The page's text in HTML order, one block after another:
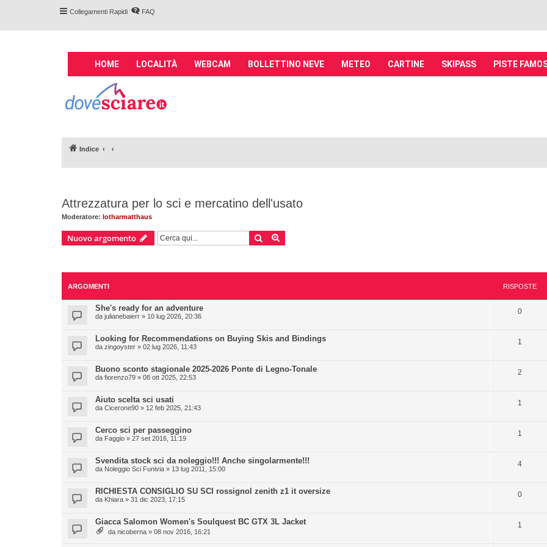
Collegamenti Rapidi FAQ
M
n
n
v
i
g
i
o
n
HOME LOCALITÀ WEBCAM BOLLETTINO NEVE METEO CARTINE SKIPASS PISTE
Indice
Attrezzatura per lo sci e mercatino dell'usato
Moderatore: lotharmatthaus
Nuovo argomento Cerca
ARGOMENTI RISPOSTE
She's ready for an adventure
da julianebaierr » 10 lug 2026, 20:36
0
Looking for Recommendations on Buying Skis and Bindings
da zingoyster » 02 lug 2026, 11:43
1
Buono sconto stagionale 2025-2026 Ponte di Legno-Tonale
da fiorenzo79 » 08 ott 2025, 22:53
2
Aiuto scelta sci usati
da Cicerone90 » 12 feb 2025, 21:43
1
Cerco sci per passeggino
da Faggio » 27 set 2016, 11:19
1
Svendita stock sci da noleggio!!! Anche singolarmente!!!
da Noleggio Sci Funivia » 13 lug 2011, 15:00
4
RICHIESTA CONSIGLIO SU SCI rossignol zenith z1 it oversize
da Khiara » 31 dic 2023, 17:15
0
Giacca Salomon Women's Soulquest BC GTX 3L Jacket
da nicoberna » 08 nov 2016, 16:21
1